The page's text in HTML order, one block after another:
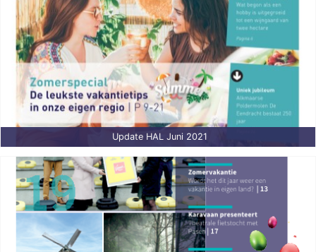
Update HAL Juni 2021